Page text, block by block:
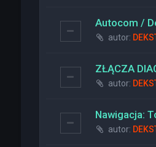
Autocom /
autor:
ZŁĄCZA
autor:
Nawigacja:
autor: